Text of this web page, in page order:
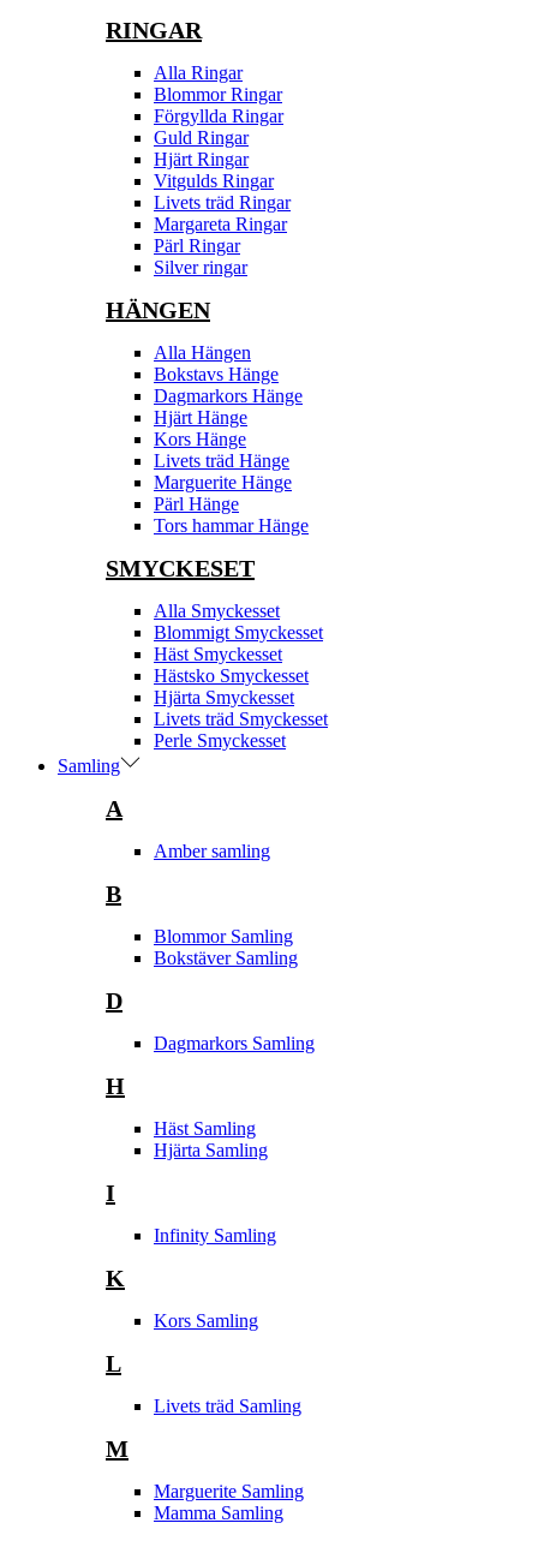
RINGAR
Alla Ringar
Blommor Ringar
Förgyllda Ringar
Guld Ringar
Hjärt Ringar
Vitgulds Ringar
Livets träd Ringar
Margareta Ringar
Pärl Ringar
Silver ringar
HÄNGEN
Alla Hängen
Bokstavs Hänge
Dagmarkors Hänge
Hjärt Hänge
Kors Hänge
Livets träd Hänge
Marguerite Hänge
Pärl Hänge
Tors hammar Hänge
SMYCKESET
Alla Smyckesset
Blommigt Smyckesset
Häst Smyckesset
Hästsko Smyckesset
Hjärta Smyckesset
Livets träd Smyckesset
Perle Smyckesset
Samling
A
Amber samling
B
Blommor Samling
Bokstäver Samling
D
Dagmarkors Samling
H
Häst Samling
Hjärta Samling
I
Infinity Samling
K
Kors Samling
L
Livets träd Samling
M
Marguerite Samling
Mamma Samling